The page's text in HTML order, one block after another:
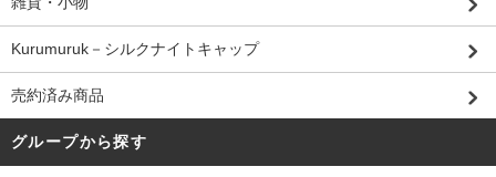
Kurumuruk－シルクナイトキャップ
売約済み商品
グループから探す